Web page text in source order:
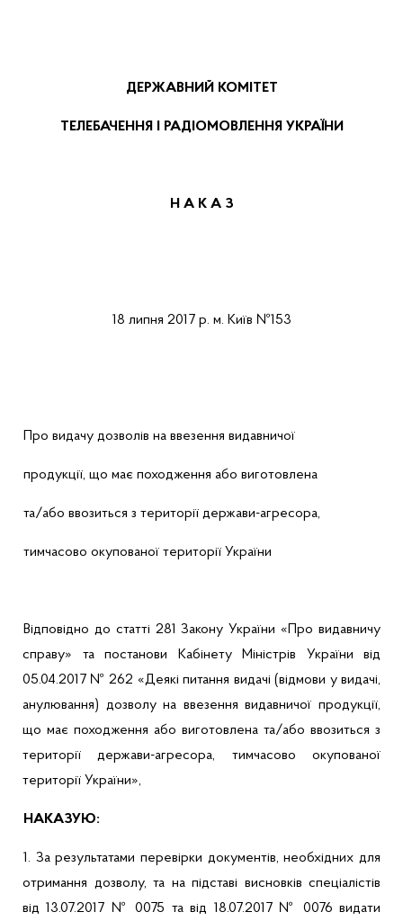
ДЕРЖАВНИЙ КОМІТЕТ
ТЕЛЕБАЧЕННЯ І РАДІОМОВЛЕННЯ УКРАЇНИ
Н А К А З
18 липня 2017 р. м. Київ №153
Про видачу дозволів на ввезення видавничої
продукції, що має походження або виготовлена
та/або ввозиться з території держави-агресора,
тимчасово окупованої території України
Відповідно до статті 281 Закону України «Провидавничу
справу» та постанови
Кабінету Міністрів України
від
05.04.2017 № 262 «Деякі питання видачі (відмови увидачі,
анулювання) дозволуна ввезення видавничої продукції,
що має походження або виготовлена та/або ввозиться з
території
держави-агресора, тимчасово
окупованої
території України»,
НАКАЗУЮ:
1. За результатами перевірки документів,необхідних для
отримання дозволу, та на підставі висновків спеціалістів
від 13.07.2017 № 0075 тавід 18.07.2017 № 0076видати